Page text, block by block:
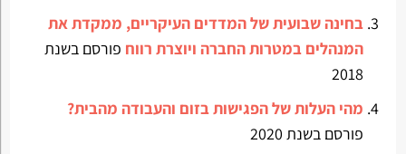
בחינה שבועית של המדדים העיקריים, ממקדת את
המנהלים במטרות החברה ויוצרת רווח פורסם בשנת
2018
מהי העלות של הפגישות בזום והעבודה מהבית?
פורסם בשנת 2020